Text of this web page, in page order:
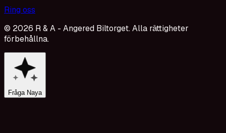
Ring oss
© 2026 R & A - Angered Biltorget. Alla rättigheter
förbehållna.
Fråga Naya